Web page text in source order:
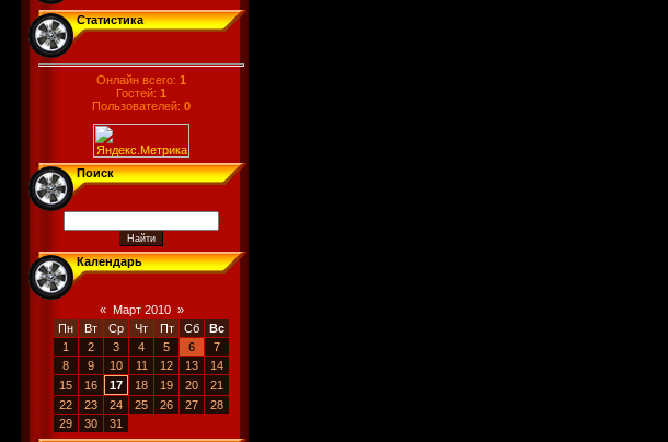
Статистика
Онлайн всего: 1
Гостей: 1
Пользователей: 0
Поиск
Календарь
« Март 2010 »
Пн
Вт Ср Чт Пт Сб
Вс
1
2 3 4 5 6
7
8
9 10 11 12 13
14
15
16 17 18 19 20
21
22
23 24 25 26 27
28
29
30 31